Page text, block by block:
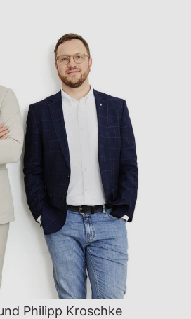
Philipp Kroschke